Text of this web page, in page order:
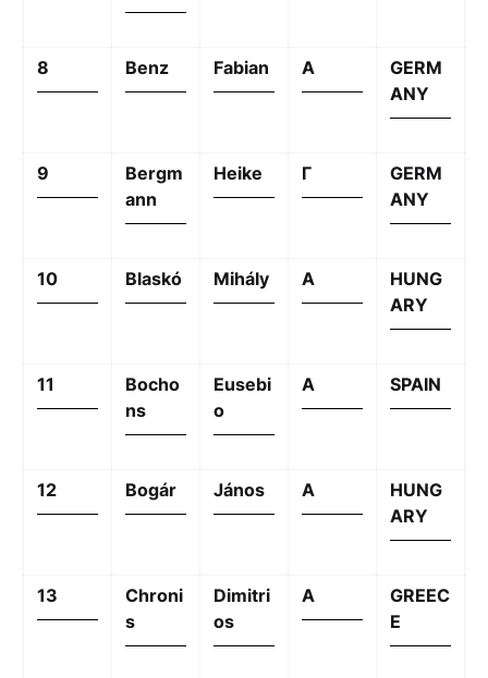
8 Benz Fabian A
GERM
ANY
9
Bergm
ann
Heike Γ
GERM
ANY
10 Blaskó Mihály A
HUNG
ARY
11
Bocho
ns
Eusebi
o
A SPAIN
12 Bogár János A
HUNG
ARY
13
Chroni
s
Dimitri
os
A
GREEC
E